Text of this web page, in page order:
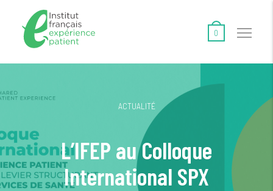
0
ACTUALITÉ
L’IFEP au Colloque
International SPX